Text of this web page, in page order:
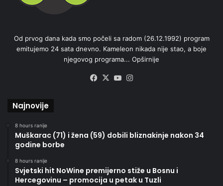
Od prvog dana kada smo počeli sa radom (26.12.1992) program
emitujemo 24 sata dnevno. Kameleon nikada nije stao, a boje
njegovog programa... Opširnije
Facebook
X YouTube
Najnovije
8 hours ranije
Muškarac (71) i žena (59) dobili bliznakinje nakon 34
godine borbe
8 hours ranije
Svjetski hit NoWine premijerno stiže u Bosnu i
Hercegovinu – promocija u petak u Tuzli